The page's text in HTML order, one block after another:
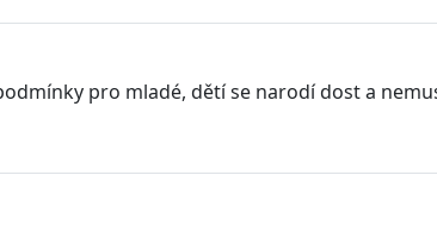
pro mladé, dětí se narodí dost a